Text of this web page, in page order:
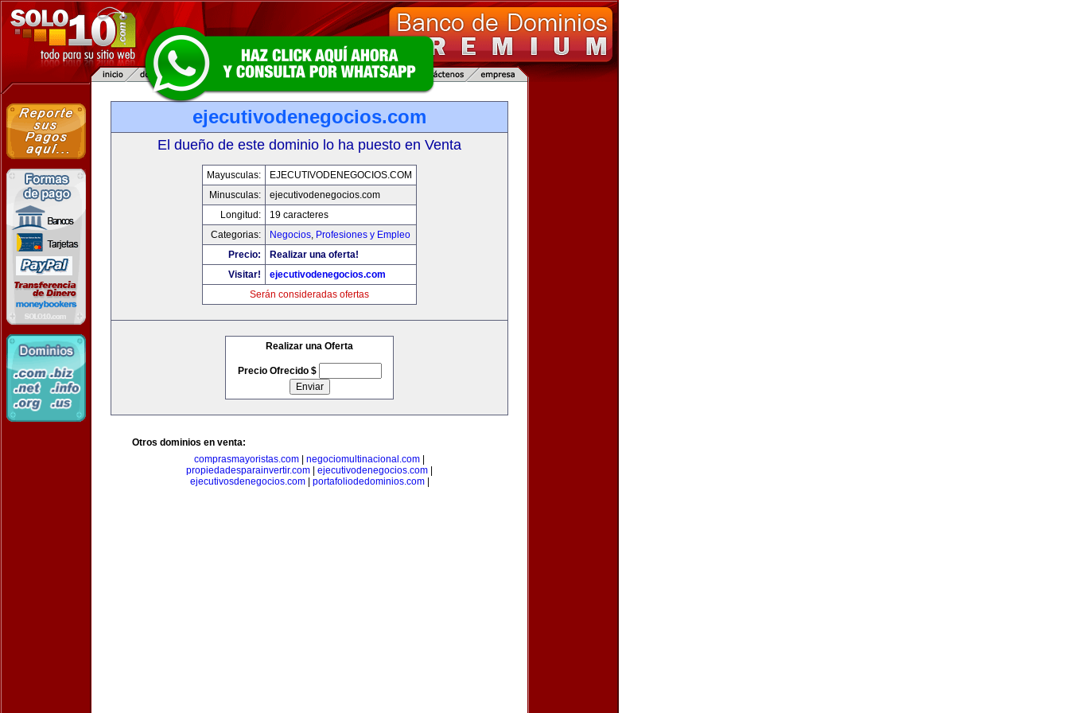
ejecutivodenegocios.com
El dueño de este dominio lo ha puesto en Venta
Mayusculas:
EJECUTIVODENEGOCIOS.COM
Minusculas:
ejecutivodenegocios.com
Longitud:
19 caracteres
Categorias:
Negocios, Profesiones y Empleo
Precio:
Realizar una oferta!
Visitar!
ejecutivodenegocios.com
Serán consideradas ofertas
Realizar una Oferta
Precio Ofrecido $
Otros dominios en venta:
comprasmayoristas.com
negociomultinacional.com
propiedadesparainvertir.com
ejecutivodenegocios.com
ejecutivosdenegocios.com| portafoliodedominios.com|